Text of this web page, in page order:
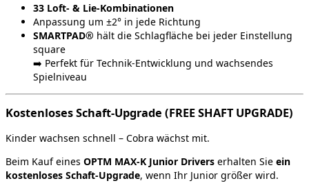
33 Loft‑ & Lie‑Kombinationen
Anpassung um ±2° in jede Richtung
SMARTPAD® hält die Schlagfläche bei jeder Einstellung
square
➡️ Perfekt für Technik‑Entwicklung und wachsendes
Spielniveau
Kostenloses Schaft‑Upgrade (FREE SHAFT UPGRADE)
Kinder wachsen schnell – Cobra wächst mit.
Beim Kauf eines OPTM MAX‑K Junior Drivers erhalten Sie ein
kostenloses Schaft‑Upgrade, wenn Ihr Junior größer wird.